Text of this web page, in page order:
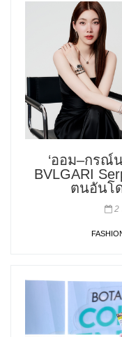
‘ออม–กรณ์
BVLGARI
ตนอันโ
2